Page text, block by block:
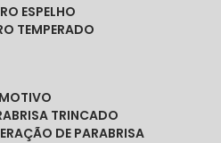
ESPELHO
TEMPERADO
TRINCADO
DE PARABRISA